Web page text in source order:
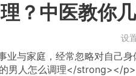
？中医教你
设
与家庭，经常忽略对自己
男人怎么调理</strong></